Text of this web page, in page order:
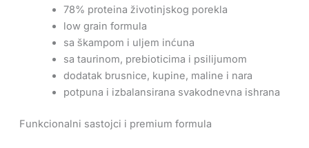
78% proteina životinjskog porekla
low grain formula
sa škampom i uljem inćuna
sa taurinom, prebioticima i psilijumom
dodatak brusnice, kupine, maline i nara
potpuna i izbalansirana svakodnevna ishrana
Funkcionalni sastojci i premium formula